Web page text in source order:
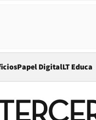
Papel DigitalOpens in
LT Educa